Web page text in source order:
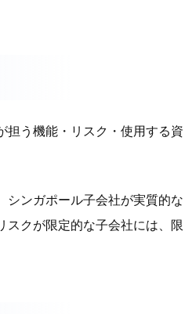
担う機能・リスク・使用する資
シンガポール子会社が実質的な
スクが限定的な子会社には、限